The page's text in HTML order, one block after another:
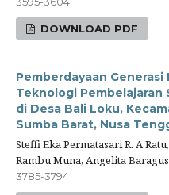
DOWNLOAD PDF
Pemberdayaan
Teknologi Pembelajaran
di Desa Bali Loku,
Sumba Barat, Nusa
Steffi Eka Permatasari R. A
Rambu Muna, Angelita
3785-3794